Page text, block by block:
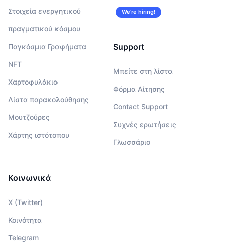
Στοιχεία ενεργητικού
πραγματικού κόσμου
Παγκόσμια Γραφήματα
NFT
Χαρτοφυλάκιο
Λίστα παρακολούθησης
Μουτζούρες
Χάρτης ιστότοπου
We’re hiring!
Support
Μπείτε στη λίστα
Φόρμα Αίτησης
Contact Support
Συχνές ερωτήσεις
Γλωσσάριο
Κοινωνικά
X (Twitter)
Κοινότητα
Telegram